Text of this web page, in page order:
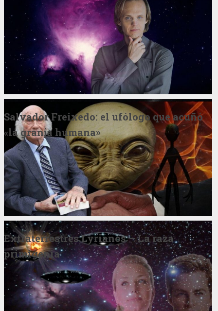
Salvador Freixedo: el ufólogo que acuñó
«la granja humana»
Extraterrestres Lyrianos – La raza
primigenia